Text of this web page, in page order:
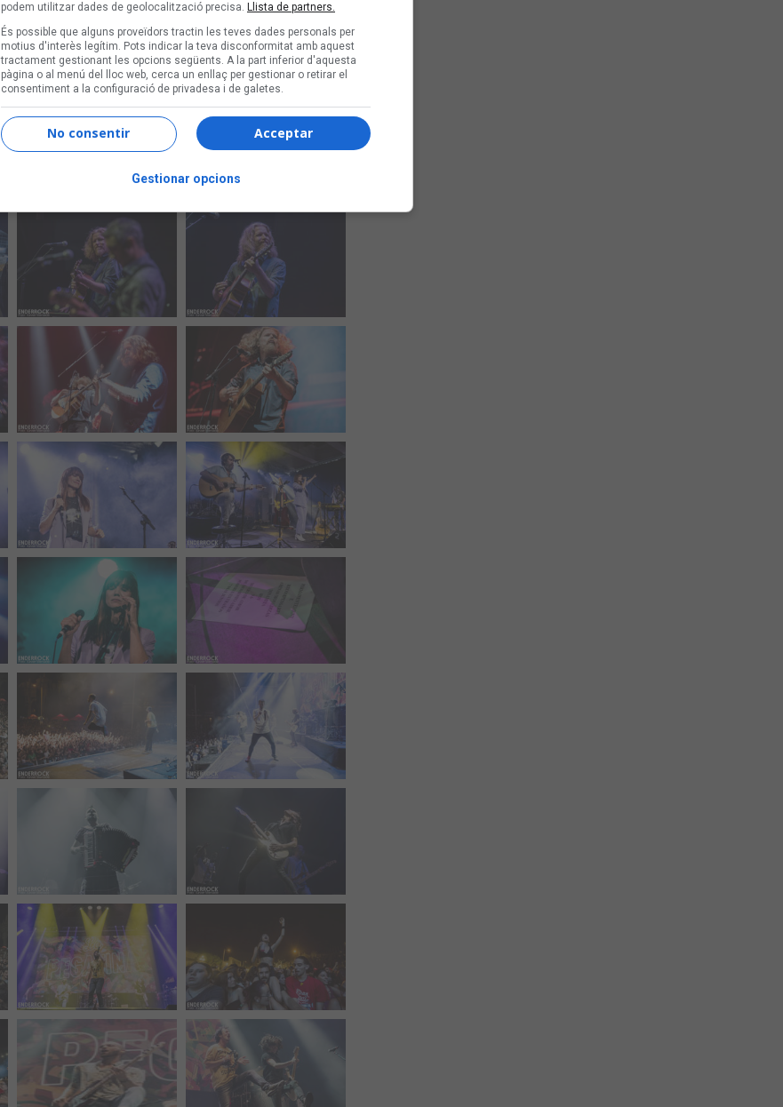
podem utilitzar dades de geolocalització precisa. Llista de partners.
És possible que alguns proveïdors tractin les teves dades personals per
motius d'interès legítim. Pots indicar la teva disconformitat amb aquest
tractament gestionant les opcions següents. A la part inferior d'aquesta
pàgina o al menú del lloc web, cerca un enllaç per gestionar o retirar el
consentiment a la configuració de privadesa i de galetes.
Acceptar
No consentir
Gestionar opcions